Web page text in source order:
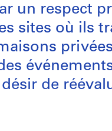
un respect
sites où ils
de